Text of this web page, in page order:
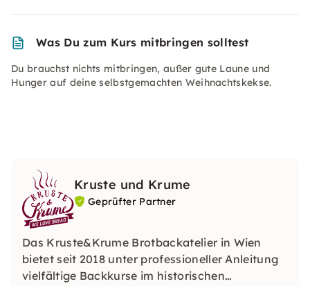
Was Du zum Kurs mitbringen solltest
Du brauchst nichts mitbringen, außer gute Laune und
Hunger auf deine selbstgemachten Weihnachtskekse.
Kruste und Krume
Geprüfter Partner
Das Kruste&Krume Brotbackatelier in Wien
bietet seit 2018 unter professioneller Anleitung
vielfältige Backkurse im historischen